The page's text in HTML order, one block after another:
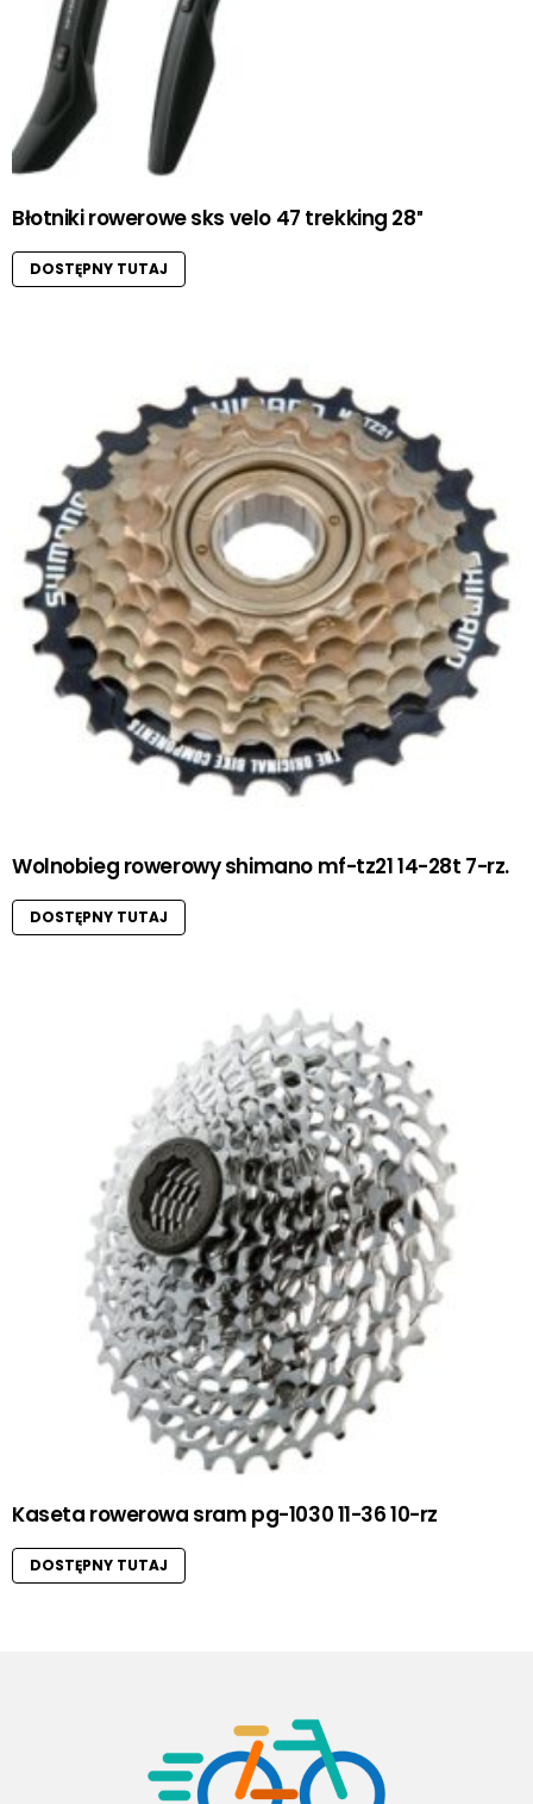
Błotniki rowerowe sks velo 47 trekking 28″
DOSTĘPNY TUTAJ
Wolnobieg rowerowy shimano mf-tz21 14-28t 7-rz.
DOSTĘPNY TUTAJ
Kaseta rowerowa sram pg-1030 11-36 10-rz
DOSTĘPNY TUTAJ